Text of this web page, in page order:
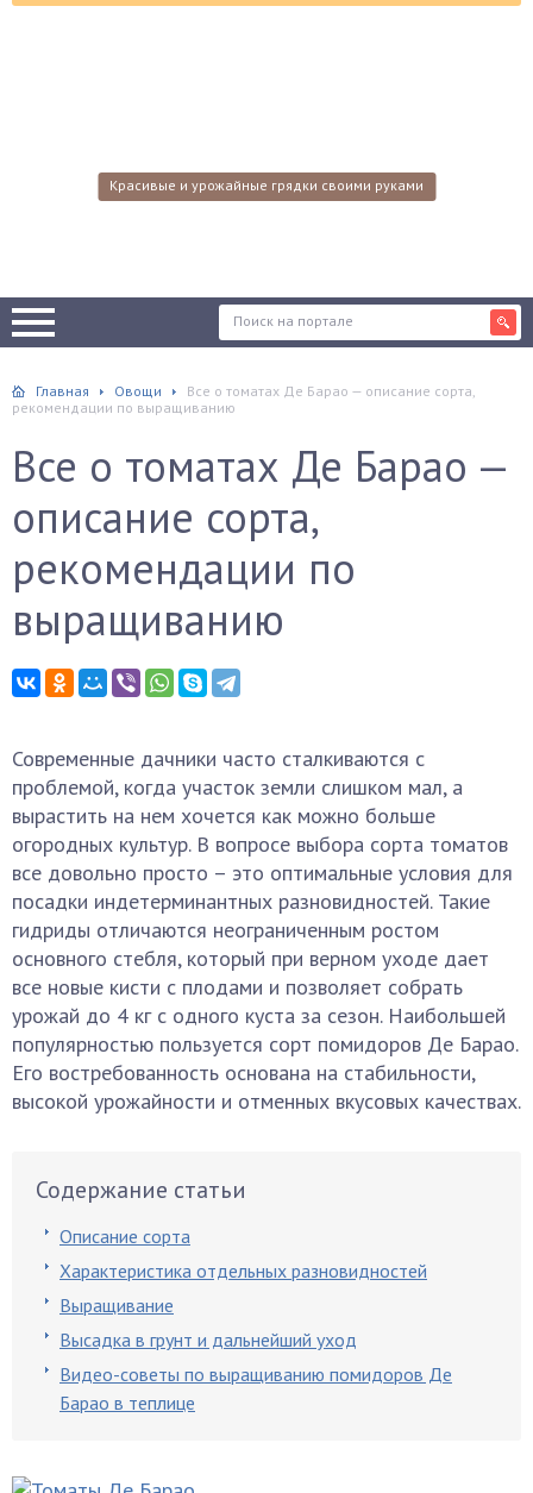
Красивые и урожайные грядки своими руками
Главная Овощи
Все о томатах Де Барао — описание сорта,
рекомендации по выращиванию
Все о томатах Де Барао —
описание сорта,
рекомендации по
выращиванию
Современные дачники часто сталкиваются с
проблемой, когда участок земли слишком мал, а
вырастить на нем хочется как можно больше
огородных культур. В вопросе выбора сорта томатов
все довольно просто – это оптимальные условия для
посадки индетерминантных разновидностей. Такие
гидриды отличаются неограниченным ростом
основного стебля, который при верном уходе дает
все новые кисти с плодами и позволяет собрать
урожай до 4 кг с одного куста за сезон. Наибольшей
популярностью пользуется сорт помидоров Де Барао.
Его востребованность основана на стабильности,
высокой урожайности и отменных вкусовых качествах.
Содержание статьи
Описание сорта
Характеристика отдельных разновидностей
Выращивание
Высадка в грунт и дальнейший уход
Видео-советы по выращиванию помидоров Де
Барао в теплице